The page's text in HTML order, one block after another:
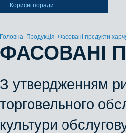
Корисні поради
Головна Продукція Фасовані продукти
ФАСОВАНІ
З утвердженням
торговельного
культури